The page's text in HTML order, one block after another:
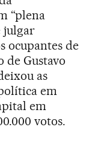
“plena
julgar
ocupantes de
de Gustavo
as
em
em
votos.